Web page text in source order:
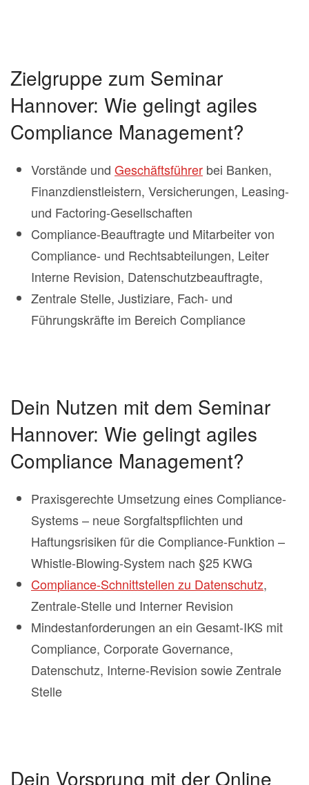
Zielgruppe zum Seminar
Hannover: Wie gelingt agiles
Compliance Management?
Vorstände und Geschäftsführer bei Banken,
Finanzdienstleistern, Versicherungen, Leasing-
und Factoring-Gesellschaften
Compliance-Beauftragte und Mitarbeiter von
Compliance- und Rechtsabteilungen, Leiter
Interne Revision, Datenschutzbeauftragte,
Zentrale Stelle, Justiziare, Fach- und
Führungskräfte im Bereich Compliance
Dein Nutzen mit dem Seminar
Hannover: Wie gelingt agiles
Compliance Management?
Praxisgerechte Umsetzung eines Compliance-
Systems – neue Sorgfaltspflichten und
Haftungsrisiken für die Compliance-Funktion –
Whistle-Blowing-System nach §25 KWG
Compliance-Schnittstellen zu Datenschutz,
Zentrale-Stelle und Interner Revision
Mindestanforderungen an ein Gesamt-IKS mit
Compliance, Corporate Governance,
Datenschutz, Interne-Revision sowie Zentrale
Stelle
Dein Vorsprung mit der Online